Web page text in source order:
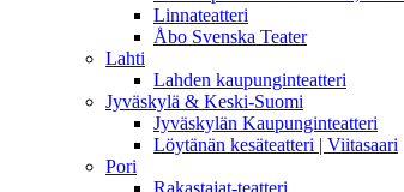
Linnateatteri
Åbo Svenska Teater
Lahti
Lahden kaupunginteatteri
Jyväskylä & Keski-Suomi
Jyväskylän Kaupunginteatteri
Löytänän kesäteatteri | Viitasaari
Pori
Rakastajat-teatteri